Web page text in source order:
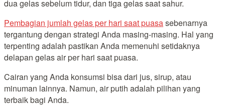
dua gelas sebelum tidur, dan tiga gelas saat sahur.
Pembagian jumlah gelas per hari saat puasasebenarnya
tergantung dengan strategi Anda masing-masing. Hal yang
terpenting adalah pastikan Anda memenuhi setidaknya
delapan gelas air per hari saat puasa.
Cairan yang Anda konsumsi bisa dari jus, sirup, atau
minuman lainnya. Namun, air putih adalah pilihan yang
terbaik bagi Anda.